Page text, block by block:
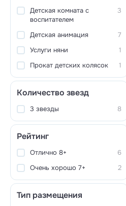
Детская комната с
воспитателем
3
Детская анимация
7
Услуги няни
1
Прокат детских колясок
1
Количество звезд
3 звезды 8
Рейтинг
Отлично 8+
6
Очень хорошо 7+
2
Тип размещения